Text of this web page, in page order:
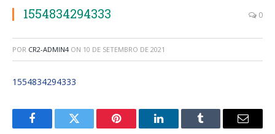
1554834294333 0
POR CR2-ADMIN4 ON 10 DE SETEMBRO DE 2021
1554834294333
FacebookTwitter Pinterest LinkedInTumblr
E-